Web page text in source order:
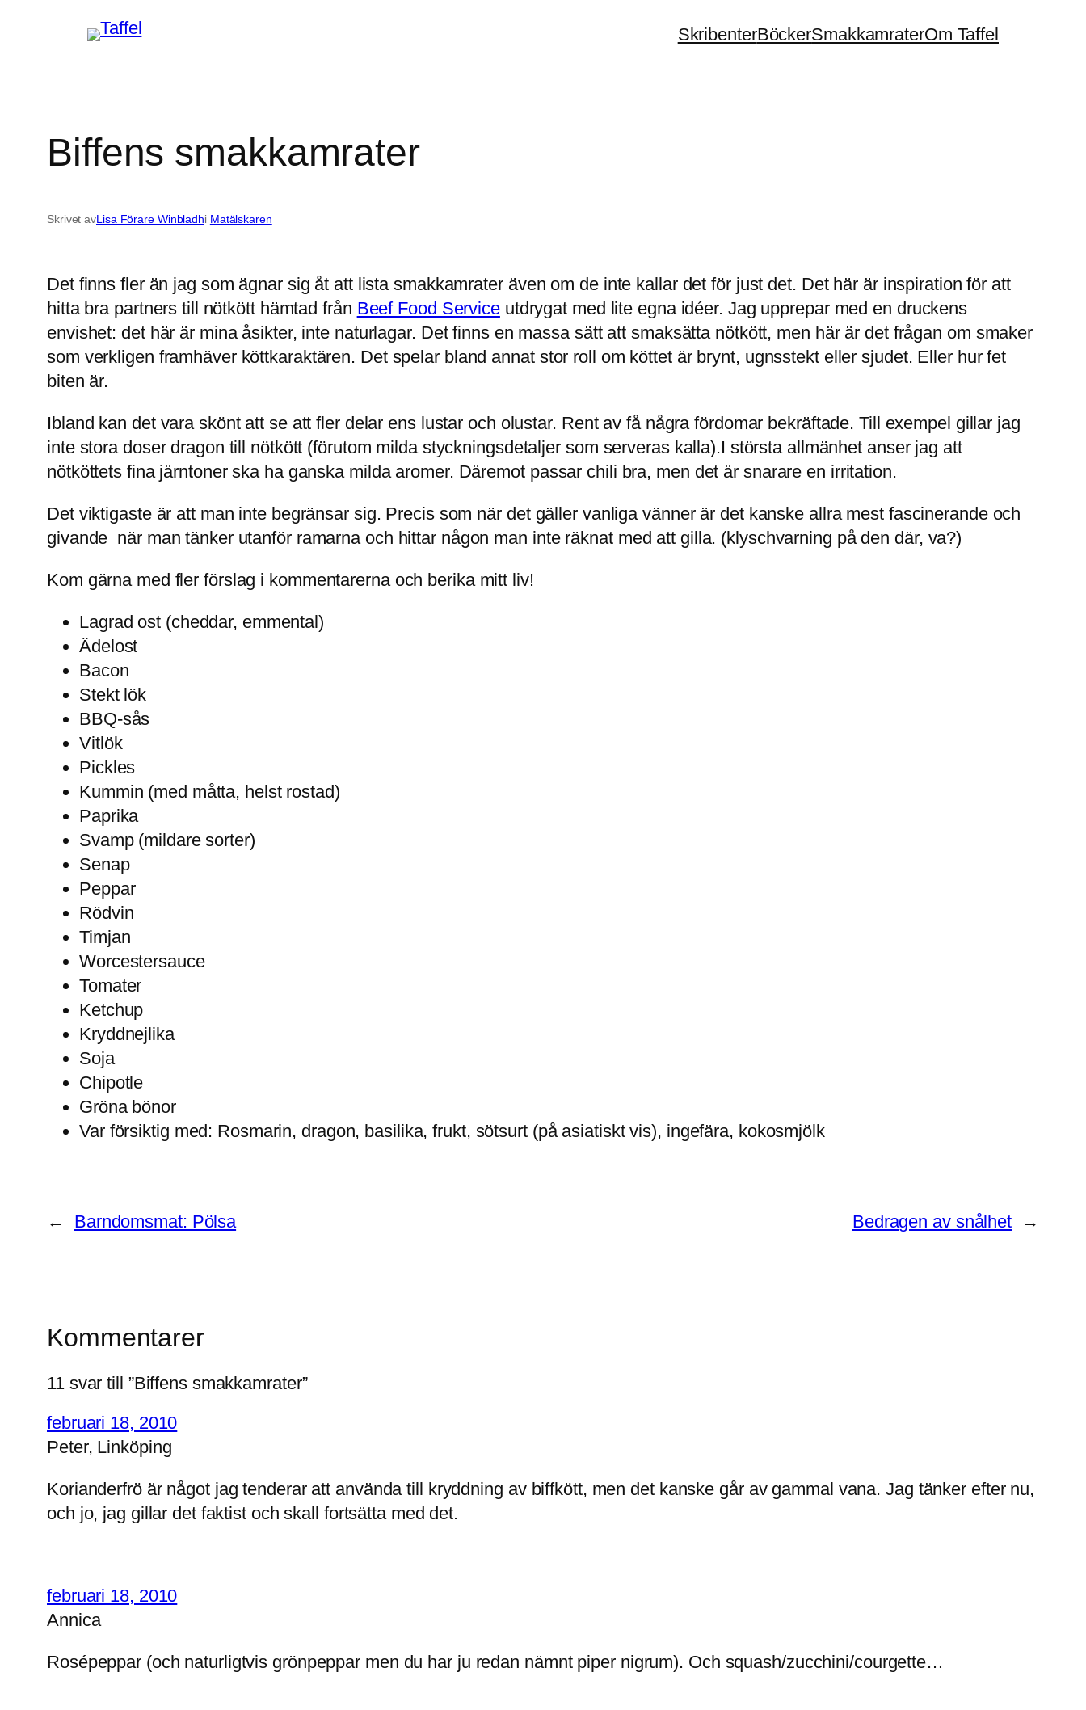
SkribenterBöckerSmakkamraterOm Taffel
Biffens smakkamrater
Skrivet avLisa Förare Winbladhi Matälskaren
Det finns fler än jag som ägnar sig åt att lista smakkamrater även om de inte kallar det för just det. Det här är inspiration för att
hitta bra partners till nötkött hämtad från Beef Food Serviceutdrygat med lite egna idéer. Jag upprepar med en druckens
envishet: det här är mina åsikter, inte naturlagar. Det finns en massa sätt att smaksätta nötkött, men här är det frågan om smaker
som verkligen framhäver köttkaraktären. Det spelar bland annat stor roll om köttet är brynt, ugnsstekt eller sjudet. Eller hur fet
biten är.
Ibland kan det vara skönt att se att fler delar ens lustar och olustar. Rent av få några fördomar bekräftade. Till exempel gillar jag
inte stora doser dragon till nötkött (förutom milda styckningsdetaljer som serveras kalla).I största allmänhet anser jag att
nötköttets fina järntoner ska ha ganska milda aromer. Däremot passar chili bra, men det är snarare en irritation.
Det viktigaste är att man inte begränsar sig. Precis som när det gäller vanliga vänner är det kanske allra mest fascinerande och
givande när man tänker utanför ramarna och hittar någon man inte räknat med att gilla. (klyschvarning på den där, va?)
Kom gärna med fler förslag i kommentarerna och berika mitt liv!
Lagrad ost (cheddar, emmental)
Ädelost
Bacon
Stekt lök
BBQ-sås
Vitlök
Pickles
Kummin (med måtta, helst rostad)
Paprika
Svamp (mildare sorter)
Senap
Peppar
Rödvin
Timjan
Worcestersauce
Tomater
Ketchup
Kryddnejlika
Soja
Chipotle
Gröna bönor
Var försiktig med: Rosmarin, dragon, basilika, frukt, sötsurt (på asiatiskt vis), ingefära, kokosmjölk
← Barndomsmat: Pölsa Bedragen av snålhet →
Kommentarer
11 svar till ”Biffens smakkamrater”
februari 18, 2010
Peter, Linköping
Korianderfrö är något jag tenderar att använda till kryddning av biffkött, men det kanske går av gammal vana. Jag tänker efter nu,
och jo, jag gillar det faktist och skall fortsätta med det.
februari 18, 2010
Annica
Rosépeppar (och naturligtvis grönpeppar men du har ju redan nämnt piper nigrum). Och squash/zucchini/courgette…